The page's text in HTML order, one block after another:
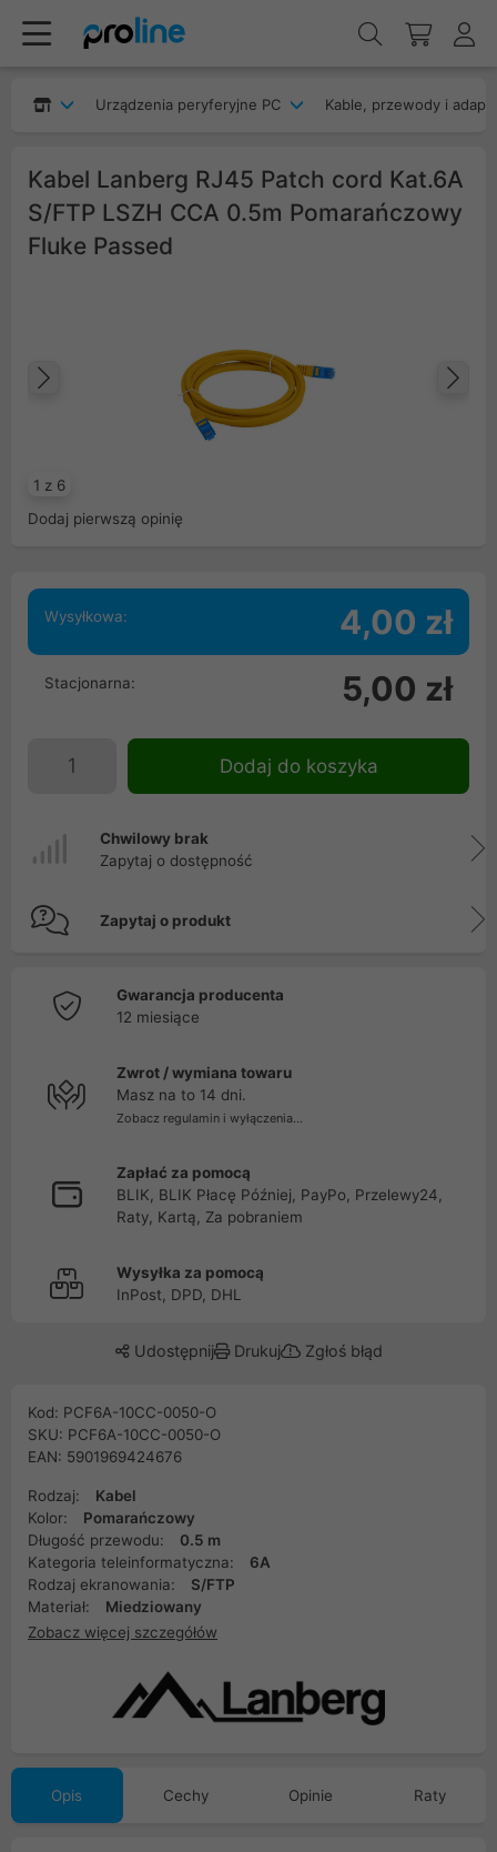
Urządzenia peryferyjne PC Kable, przewody i
Kabel Lanberg RJ45 Patch cord Kat.6A
S/FTP LSZH CCA 0.5m Pomarańczowy
Fluke Passed
1 z 6
Poprzedni
Dodaj pierwszą opinię
Wysyłkowa: 4,00 zł
Stacjonarna: 5,00 zł
Dodaj do koszyka
Chwilowy brak
Zapytaj o dostępność
Zapytaj o produkt
Gwarancja producenta
12 miesiące
Zwrot / wymiana towaru
Masz na to 14 dni.
Zobacz regulamin i wyłączenia...
Zapłać za pomocą
BLIK, BLIK Płacę Później, PayPo, Przelewy24,
Raty, Kartą, Za pobraniem
Wysyłka za pomocą
InPost, DPD, DHL
Udostępnij Drukuj Zgłoś błąd
Kod: PCF6A-10CC-0050-O
SKU: PCF6A-10CC-0050-O
EAN: 5901969424676
Rodzaj:
Kabel
Kolor:
Pomarańczowy
Długość przewodu:
0.5 m
Kategoria teleinformatyczna:
6A
Rodzaj ekranowania:
S/FTP
Materiał:
Miedziowany
Zobacz więcej szczegółów
Opis Cechy Opinie Raty